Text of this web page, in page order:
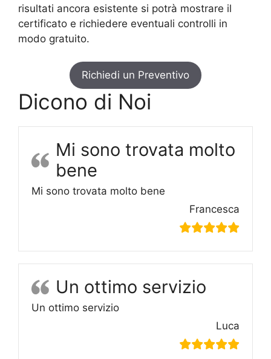
risultati ancora esistente si potrà mostrare il
certificato e richiedere eventuali controlli in
modo gratuito.
Richiedi un Preventivo
Dicono di Noi
Mi sono trovata molto
bene
Mi sono trovata molto bene
Francesca
Un ottimo servizio
Un ottimo servizio
Luca